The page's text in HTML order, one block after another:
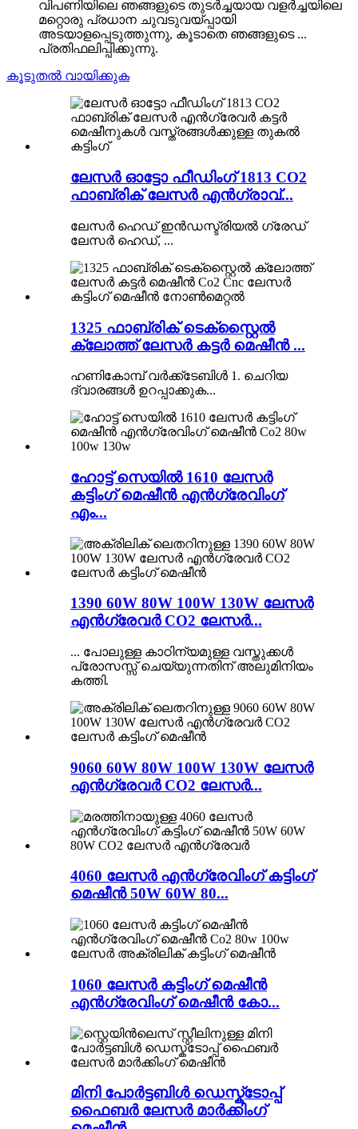
വിപണിയിലെ ഞങ്ങളുടെ തുടർച്ചയായ വളർച്ചയിലെ
മറ്റൊരു പ്രധാന ചുവടുവയ്പ്പായി
അടയാളപ്പെടുത്തുന്നു, കൂടാതെ ഞങ്ങളുടെ ...
പ്രതിഫലിപ്പിക്കുന്നു.
കൂടുതൽ വായിക്കുക
ലേസർ ഓട്ടോ ഫീഡിംഗ് 1813 CO2
ഫാബ്രിക് ലേസർ എൻഗ്രാവ്...
ലേസർ ഹെഡ് ഇൻഡസ്ട്രിയൽ ഗ്രേഡ്
ലേസർ ഹെഡ്, ...
1325 ഫാബ്രിക് ടെക്സ്റ്റൈൽ
ക്ലോത്ത് ലേസർ കട്ടർ മെഷീൻ ...
ഹണികോമ്പ് വർക്ക്ടേബിൾ 1. ചെറിയ
ദ്വാരങ്ങൾ ഉറപ്പാക്കുക...
ഹോട്ട് സെയിൽ 1610 ലേസർ
കട്ടിംഗ് മെഷീൻ എൻഗ്രേവിംഗ്
എം...
1390 60W 80W 100W 130W ലേസർ
എൻഗ്രേവർ CO2 ലേസർ...
... പോലുള്ള കാഠിന്യമുള്ള വസ്തുക്കൾ
പ്രോസസ്സ് ചെയ്യുന്നതിന് അലുമിനിയം
കത്തി.
9060 60W 80W 100W 130W ലേസർ
എൻഗ്രേവർ CO2 ലേസർ...
4060 ലേസർ എൻഗ്രേവിംഗ് കട്ടിംഗ്
മെഷീൻ 50W 60W 80...
1060 ലേസർ കട്ടിംഗ് മെഷീൻ
എൻഗ്രേവിംഗ് മെഷീൻ കോ...
മിനി പോർട്ടബിൾ ഡെസ്ക്ടോപ്പ്
ഫൈബർ ലേസർ മാർക്കിംഗ്